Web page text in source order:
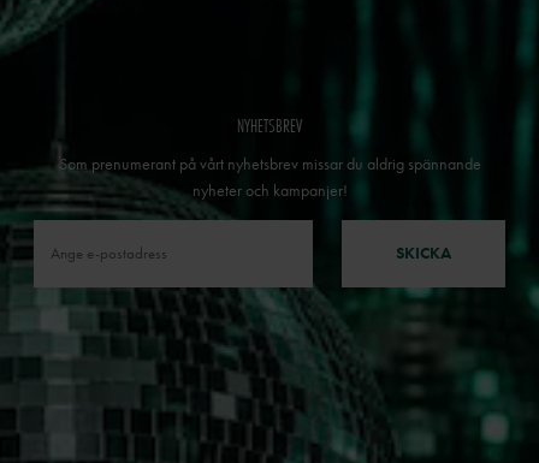
NYHETSBREV
Som prenumerant på vårt nyhetsbrev missar du aldrig spännande
nyheter och kampanjer!
SKICKA